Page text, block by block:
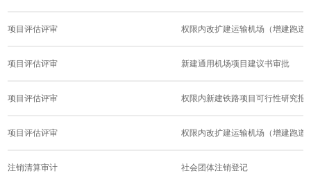
项目评估评审 权限内改扩建运输机场（增建跑道
项目评估评审 新建通用机场项目建议书审批
项目评估评审 权限内新建铁路项目可行性研究报
项目评估评审 权限内改扩建运输机场（增建跑道
注销清算审计 社会团体注销登记